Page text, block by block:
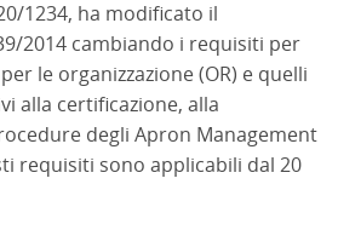
1234, ha modificato il
2014 cambiando i requisiti per
le organizzazione (OR) e quelli
alla certificazione, alla
degli Apron Management
requisiti sono applicabili dal 20